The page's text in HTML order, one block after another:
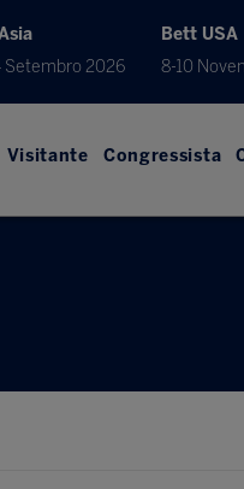
Setembro 2026
Bett USA
8-10
Visitante Congressista